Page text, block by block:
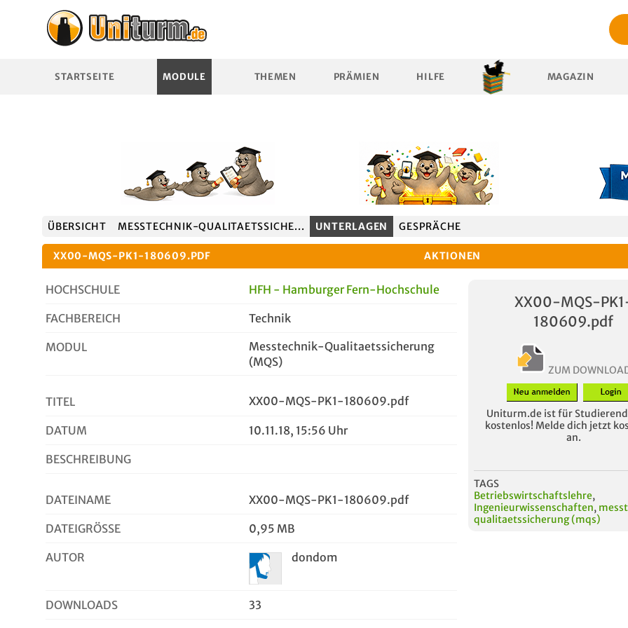
STARTSEITE MODULE THEMEN PRÄMIEN HILFE MAGAZIN
ÜBERSICHT MESSTECHNIK-QUALITAETSSICHE... UNTERLAGEN GESPRÄCHE
XX00-MQS-PK1-180609.PDF AKTIONEN
HOCHSCHULE HFH - Hamburger Fern-Hochschule
FACHBEREICH Technik
MODUL
Messtechnik-Qualitaetssicherung
(MQS)
TITEL XX00-MQS-PK1-180609.pdf
DATUM 10.11.18, 15:56 Uhr
BESCHREIBUNG
DATEINAME XX00-MQS-PK1-180609.pdf
DATEIGRÖSSE 0,95 MB
AUTOR dondom
DOWNLOADS 33
XX00-MQS-
180609.pdf
ZUM
Uniturm.de ist für
kostenlos! Melde dich jetzt
an.
TAGS
Betriebswirtschaftslehre,
Ingenieurwissenschaften,
qualitaetssicherung (mqs)